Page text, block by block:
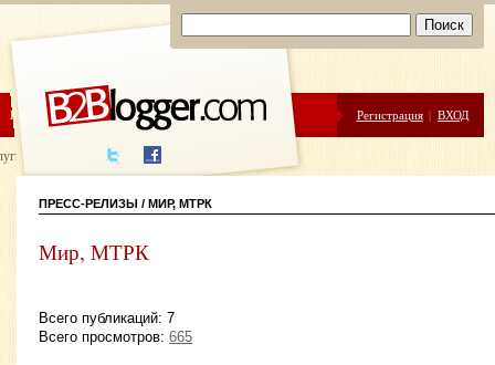
ЦЕНЫ ПОМОЩЬ Регистрация | ВХОД
написания
ПРЕСС-РЕЛИЗЫ / МИР, МТРК
Мир, МТРК
Всего публикаций: 7
Всего просмотров: 665